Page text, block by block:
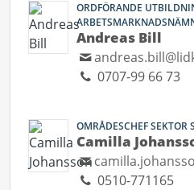
ORDFÖRANDE
Andreas Bill
0707-99 66 73
OMRÅDESCHEF SEKTOR
Camilla
0510-771165